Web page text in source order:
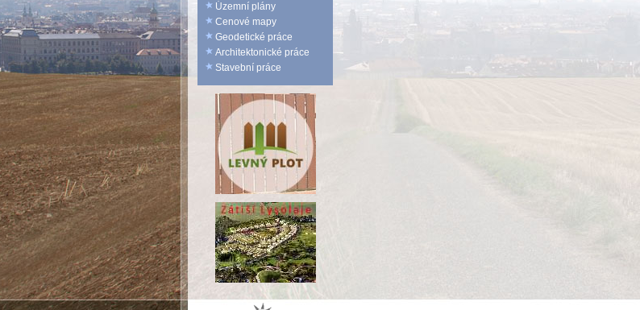
Územní plány
Cenové mapy
Geodetické práce
Architektonické práce
Stavební práce